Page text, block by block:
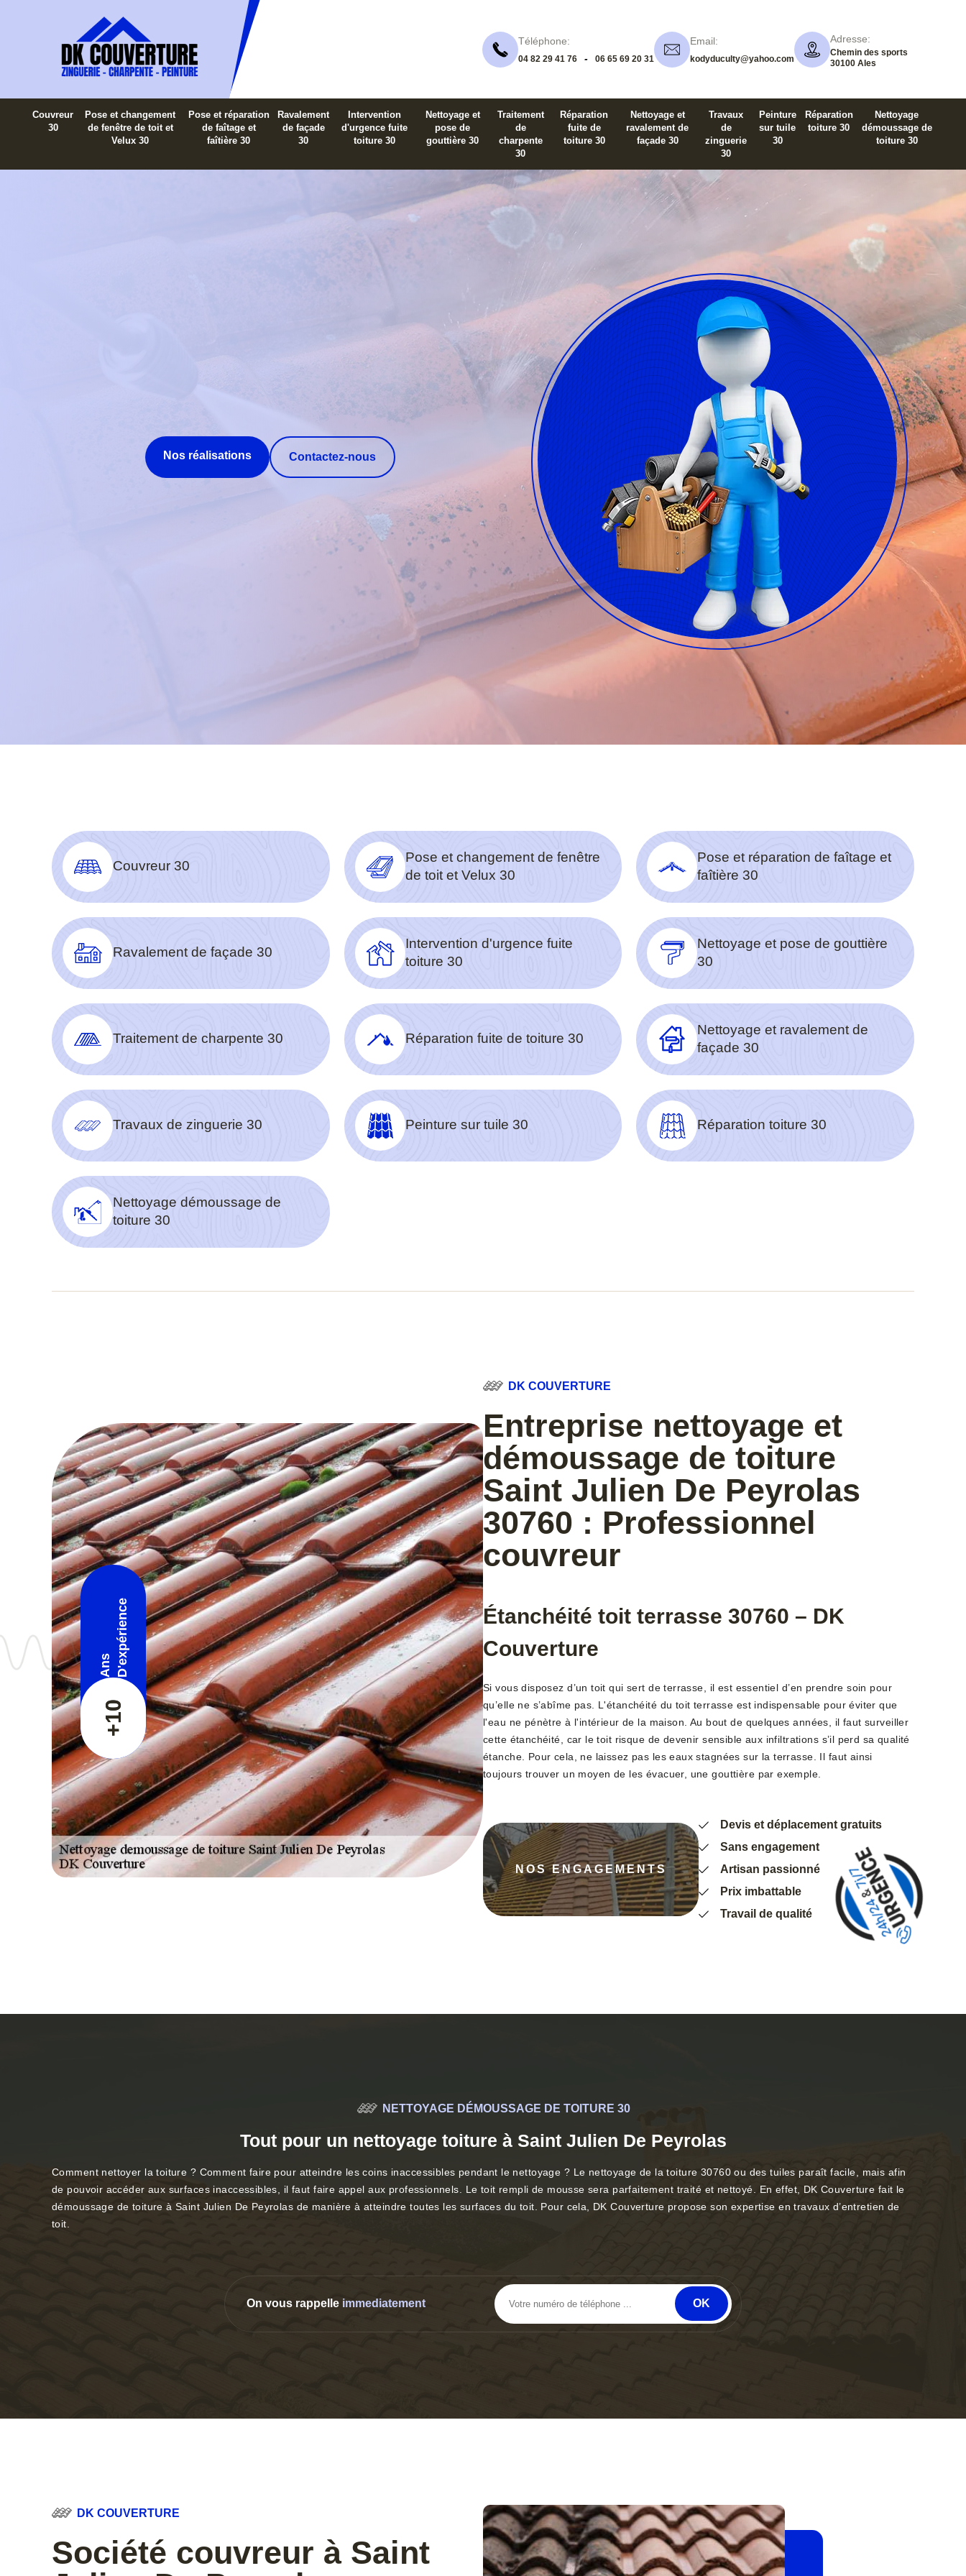
Téléphone:
04 82 29 41 76 - 06 65 69 20 31
Email:
kodyduculty@yahoo.com
Adresse:
Chemin des sports
30100 Ales
Couvreur
30
Pose et changement
de fenêtre de toit et
Velux 30
Pose et réparation
de faîtage et
faîtière 30
Ravalement
de façade
30
Intervention
d'urgence fuite
toiture 30
Nettoyage et
pose de
gouttière 30
Traitement
de
charpente
30
Réparation
fuite de
toiture 30
Nettoyage et
ravalement de
façade 30
Travaux
de
zinguerie
30
Peinture
sur tuile
30
Réparation
toiture 30
Nettoyage
démoussage de
toiture 30
Nos réalisations Contactez-nous
Couvreur 30
Pose et changement de fenêtre
de toit et Velux 30
Pose et réparation de faîtage et
faîtière 30
Ravalement de façade 30
Intervention d'urgence fuite
toiture 30
Nettoyage et pose de gouttière
30
Traitement de charpente 30 Réparation fuite de toiture 30
Nettoyage et ravalement de
façade 30
Travaux de zinguerie 30 Peinture sur tuile 30 Réparation toiture 30
Nettoyage démoussage de
toiture 30
+10
Ans D'expérience
DK COUVERTURE
Entreprise nettoyage et
démoussage de toiture
Saint Julien De Peyrolas
30760 : Professionnel
couvreur
Étanchéité toit terrasse 30760 – DK
Couverture
Si vous disposez d’un toit qui sert de terrasse, il est essentiel d’en prendre soin pour
qu’elle ne s’abîme pas. L'étanchéité du toit terrasse est indispensable pour éviter que
l'eau ne pénètre à l'intérieur de la maison. Au bout de quelques années, il faut surveiller
cette étanchéité, car le toit risque de devenir sensible aux infiltrations s’il perd sa qualité
étanche. Pour cela, ne laissez pas les eaux stagnées sur la terrasse. Il faut ainsi
toujours trouver un moyen de les évacuer, une gouttière par exemple.
NOS ENGAGEMENTS
Devis et déplacement gratuits
Sans engagement
Artisan passionné
Prix imbattable
Travail de qualité
NETTOYAGE DÉMOUSSAGE DE TOITURE 30
Tout pour un nettoyage toiture à Saint Julien De Peyrolas
Comment nettoyer la toiture ? Comment faire pour atteindre les coins inaccessibles pendant le nettoyage ? Le nettoyage de la toiture 30760 ou des tuiles paraît facile, mais afin
de pouvoir accéder aux surfaces inaccessibles, il faut faire appel aux professionnels. Le toit rempli de mousse sera parfaitement traité et nettoyé. En effet, DK Couverture fait le
démoussage de toiture à Saint Julien De Peyrolas de manière à atteindre toutes les surfaces du toit. Pour cela, DK Couverture propose son expertise en travaux d’entretien de
toit.
On vous rappelle immediatement
DK COUVERTURE
Société couvreur à Saint